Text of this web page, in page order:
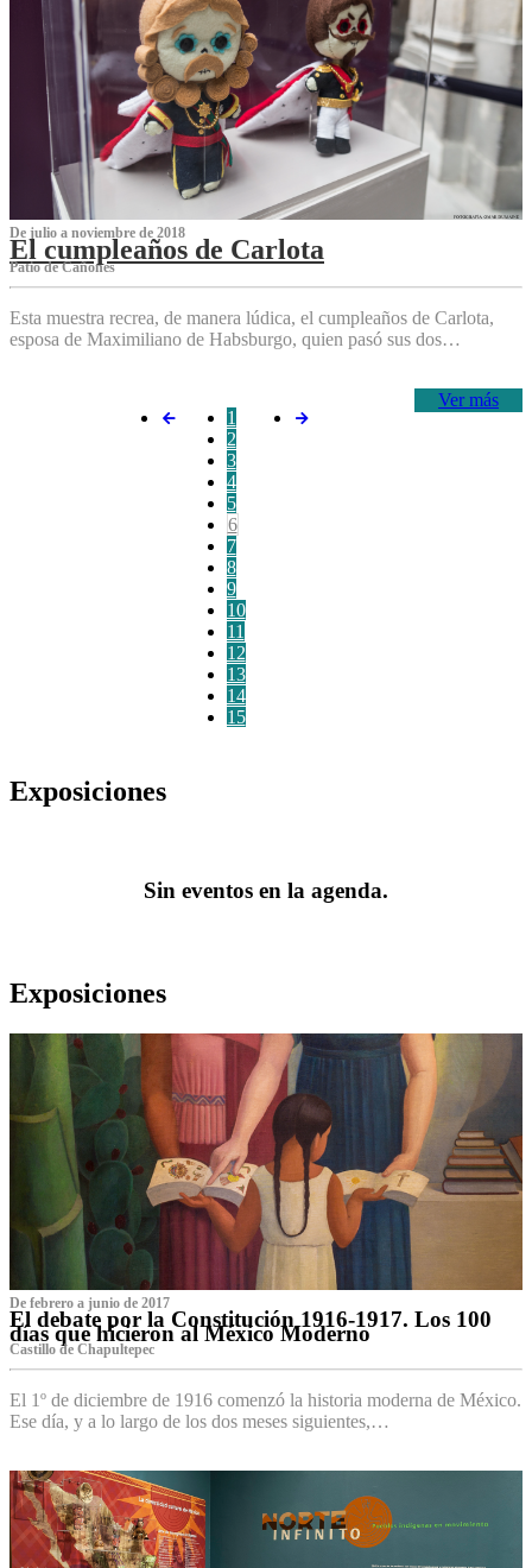
De julio a noviembre de 2018
El cumpleaños de Carlota
Patio de Cañones
Esta muestra recrea, de manera lúdica, el cumpleaños de Carlota,
esposa de Maximiliano de Habsburgo, quien pasó sus dos…
Ver más
1
2
3
4
5
6
7
8
9
10
11
12
13
14
15
Exposiciones
Sin eventos en la agenda.
Exposiciones
De febrero a junio de 2017
El debate por la Constitución 1916-1917. Los 100
días que hicieron al México Moderno
Castillo de Chapultepec
El 1º de diciembre de 1916 comenzó la historia moderna de México.
Ese día, y a lo largo de los dos meses siguientes,…